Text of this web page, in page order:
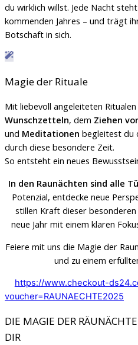
du wirklich willst. Jede Nacht
kommenden Jahres – und trägt
Botschaft in sich.
Magie der Rituale
Mit liebevoll angeleiteten
Wunschzetteln, dem Ziehen
und Meditationen begleitest du
durch diese besondere Zeit.
So entsteht ein neues
In den Raunächten sind alle
Potenzial, entdecke neue
stillen Kraft dieser
neue Jahr mit einem klaren
Feiere mit uns die Magie der
und zu einem
https://www.checkout-
voucher=RAUNAECHTE2025
DIE MAGIE DER
DIR